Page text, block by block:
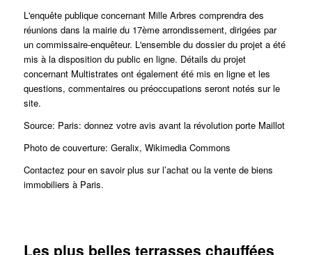
L'enquête publique concernant Mille Arbres comprendra des
réunions dans la mairie du 17ème arrondissement, dirigées par
un commissaire-enquêteur. L'ensemble du dossier du projet a été
mis à la disposition du public en ligne. Détails du projet
concernant Multistrates ont également été mis en ligne et les
questions, commentaires ou préoccupations seront notés sur le
site.
Source: Paris: donnez votre avis avant la révolution porte Maillot
Photo de couverture: Geralix, Wikimedia Commons
Contactez pour en savoir plus sur l’achat ou la vente de biens
immobiliers à Paris.
Les plus belles terrasses chauffées